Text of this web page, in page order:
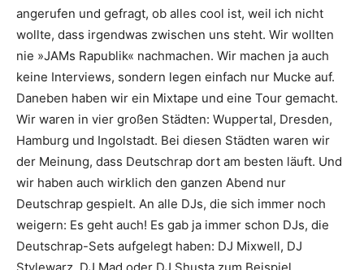
angerufen und gefragt, ob alles cool ist, weil ich nicht
wollte, dass irgendwas zwischen uns steht. Wir wollten
nie »JAMs Rapublik« nachmachen. Wir machen ja auch
keine Interviews, sondern legen einfach nur Mucke auf.
Daneben haben wir ein Mixtape und eine Tour gemacht.
Wir waren in vier großen Städten: Wuppertal, Dresden,
Hamburg und Ingolstadt. Bei diesen Städten waren wir
der Meinung, dass Deutschrap dort am besten läuft. Und
wir haben auch wirklich den ganzen Abend nur
Deutschrap gespielt. An alle DJs, die sich immer noch
weigern: Es geht auch! Es gab ja immer schon DJs, die
Deutschrap-Sets aufgelegt haben: DJ Mixwell, DJ